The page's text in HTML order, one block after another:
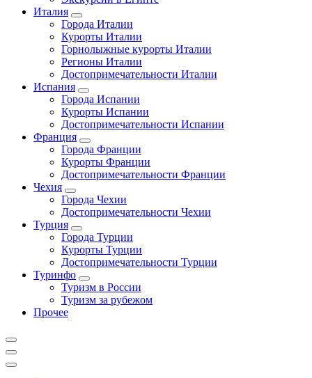
Италия
Города Италии
Курорты Италии
Горнолыжные курорты Италии
Регионы Италии
Достопримечательности Италии
Испания
Города Испании
Курорты Испании
Достопримечательности Испании
Франция
Города Франции
Курорты Франции
Достопримечательности Франции
Чехия
Города Чехии
Достопримечательности Чехии
Турция
Города Турции
Курорты Турции
Достопримечательности Турции
Туринфо
Туризм в России
Туризм за рубежом
Прочее